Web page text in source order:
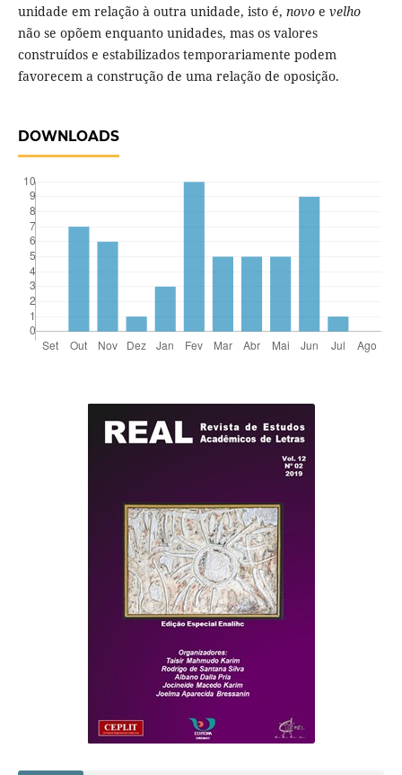
unidade em relação à outra unidade, isto é, novoe velho
não se opõem enquanto unidades, mas os valores
construídos e estabilizados temporariamente podem
favorecem a construção de uma relação de oposição.
DOWNLOADS